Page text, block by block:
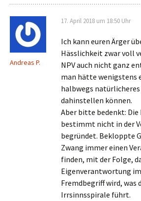
Andreas P.
17. April 2018 um 18:50 Uhr
Ich kann euren Ärger
Hässlichkeit zwar voll
NPV auch nicht ganz
man hätte wenigstens
halbwegs
dahinstellen können.
Aber bitte bedenkt: Die
bestimmt nicht in der
begründet. Bekloppte
Zwang immer einen
finden, mit der Folge,
Eigenverantwortung
Fremdbegriff wird, was
Irrsinnsspirale führt.